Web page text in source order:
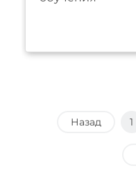
Назад 1